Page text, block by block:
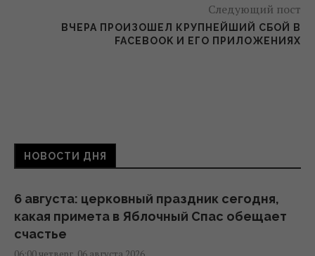
Следующий пост
ВЧЕРА ПРОИЗОШЕЛ КРУПНЕЙШИЙ СБОЙ В
FACEBOOK И ЕГО ПРИЛОЖЕНИЯХ
НОВОСТИ ДНЯ
6 августа: церковный праздник сегодня,
какая примета в Яблочный Спас обещает
счастье